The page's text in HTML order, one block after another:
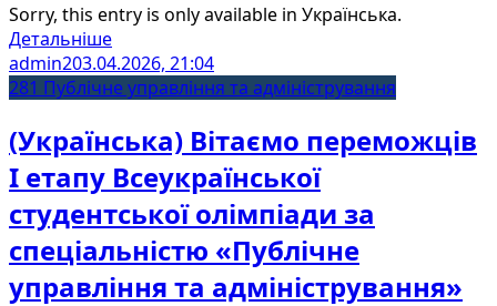
Sorry, this entry is only available in Українська.
Детальніше
admin203.04.2026, 21:04
281 Публічне управління та адміністрування
(Українська) Вітаємо переможців
І етапу Всеукраїнської
студентської олімпіади за
спеціальністю «Публічне
управління та адміністрування»